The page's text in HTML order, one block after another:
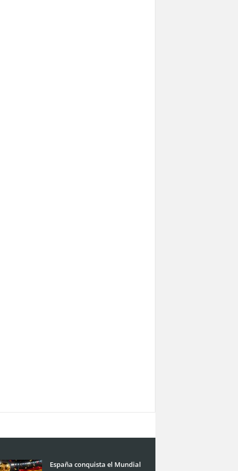
España conquista el Mundial